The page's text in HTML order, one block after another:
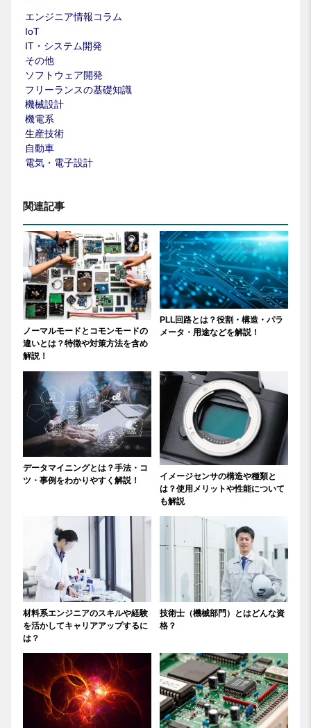
エンジニア情報コラム
IoT
IT・システム開発
その他
ソフトウェア開発
フリーランスの基礎知識
機械設計
機電系
生産技術
自動車
電気・電子設計
関連記事
ノーマルモードとコモンモードの
違いとは？特徴や対策方法を含め
解説！
PLL回路とは？役割・構造・パラ
メータ・用途などを解説！
データマイニングとは？手法・コ
ツ・事例をわかりやすく解説！
イメージセンサの構造や種類と
は？使用メリットや性能について
も解説
材料系エンジニアのスキルや経験
を活かしてキャリアアップするに
は？
技術士（機械部門）とはどんな資
格？